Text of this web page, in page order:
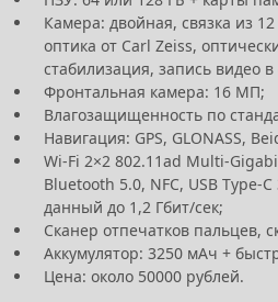
Камера: двойная, связка из
оптика от Carl Zeiss,
стабилизация, запись видео
Фронтальная камера: 16 МП;
Влагозащищенность по
Навигация: GPS, GLONASS,
Wi-Fi 2×2 802.11ad Multi-
Bluetooth 5.0, NFC, USB Type-C
данный до 1,2 Гбит/сек;
Сканер отпечатков пальцев,
Аккумулятор: 3250 мАч +
Цена: около 50000 рублей.